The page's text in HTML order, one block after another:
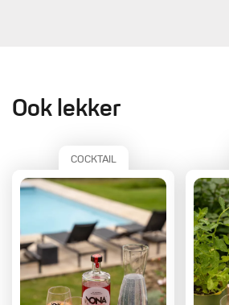
Ook lekker
COCKTAIL